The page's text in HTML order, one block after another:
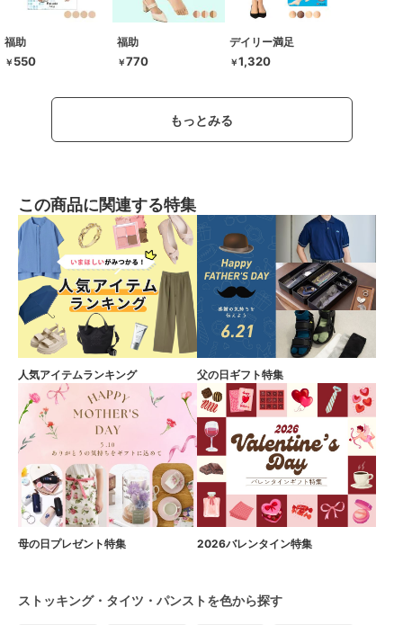
福助
￥ 550
福助
￥770
デイリー満足
￥1,320
もっとみる
この商品に関連する特集
人気アイテムランキング 父の日ギフト特集
母の日プレゼント特集 2026バレンタイン特集
ストッキング・タイツ・パンストを色から探す